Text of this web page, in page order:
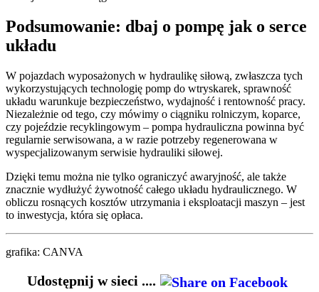
Podsumowanie: dbaj o pompę jak o serce
układu
W pojazdach wyposażonych w hydraulikę siłową, zwłaszcza tych
wykorzystujących technologię pomp do wtryskarek, sprawność
układu warunkuje bezpieczeństwo, wydajność i rentowność pracy.
Niezależnie od tego, czy mówimy o ciągniku rolniczym, koparce,
czy pojeździe recyklingowym – pompa hydrauliczna powinna być
regularnie serwisowana, a w razie potrzeby regenerowana w
wyspecjalizowanym serwisie hydrauliki siłowej.
Dzięki temu można nie tylko ograniczyć awaryjność, ale także
znacznie wydłużyć żywotność całego układu hydraulicznego. W
obliczu rosnących kosztów utrzymania i eksploatacji maszyn – jest
to inwestycja, która się opłaca.
grafika: CANVA
Udostępnij w sieci ....